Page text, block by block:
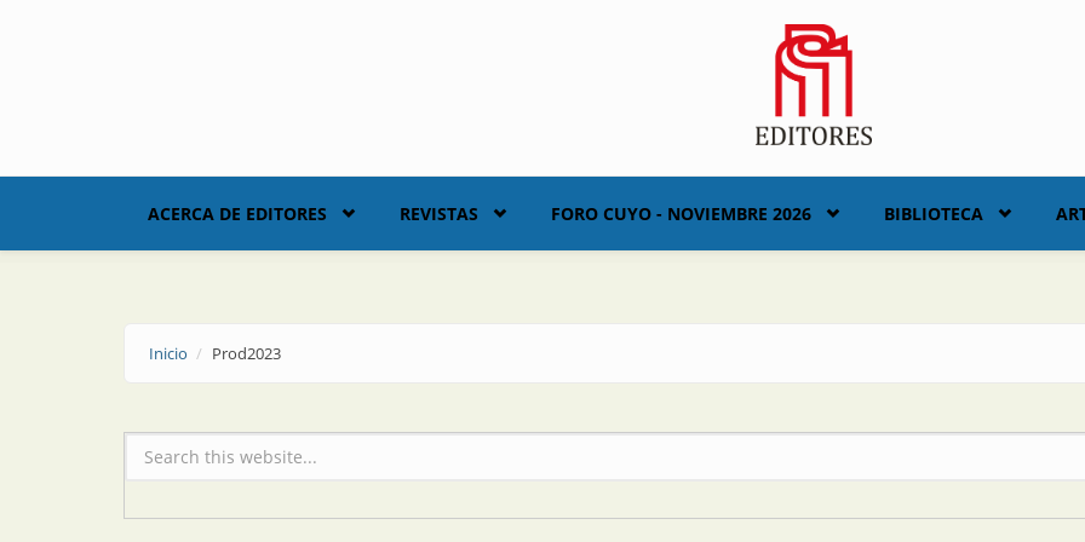
ACERCA DE EDITORES REVISTAS FORO CUYO - NOVIEMBRE 2026 BIBLIOTECA
Inicio Prod2023
Formulario de búsqueda